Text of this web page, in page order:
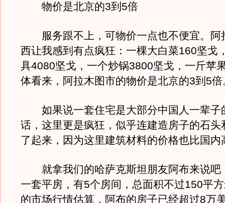
物价是北京的3到5倍
服务跟不上，可物价一点也不便宜。阿
西让我感到有点疯狂：一棵大白菜160坚戈
具4080坚戈，一个炒锅3800坚戈，一斤苹
体看来，阿拉木图市的物价是北京的3到5倍
如果说一套住宅是大部分中国人一辈子
话，这里更是疯狂，似乎连建造房子的石头
了起来，因为这里建筑材料的价格也比国内
就拿我们的哈萨克斯坦朋友阿布来说吧
一套平房，有5个房间，总面积不过150平
的市场行情估算，阿布的房子已经超过8万